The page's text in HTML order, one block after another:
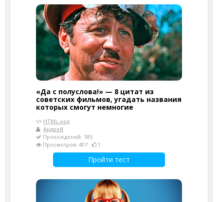
«Да с полуслова!» — 8 цитат из
советских фильмов, угадать названия
которых смогут немногие
HTML-код
Андрей
Прохождений: 185
Просмотров: 407
1
Пройти тест